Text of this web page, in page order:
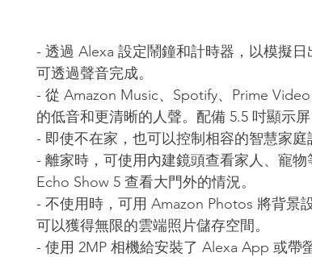
- 透過 Alexa 設定鬧鐘和計時器，以模擬
可透過聲音完成。
- 從 Amazon Music、Spotify、Prime
的低音和更清晰的人聲。配備 5.5 吋顯示
- 即使不在家，也可以控制相容的智慧家庭
- 離家時，可使用內建鏡頭查看家人、寵
Echo Show 5 查看大門外的情況。
- 不使用時，可用 Amazon Photos 將背景
可以獲得無限的雲端照片儲存空間。
- 使用 2MP 相機給安裝了 Alexa App 或帶